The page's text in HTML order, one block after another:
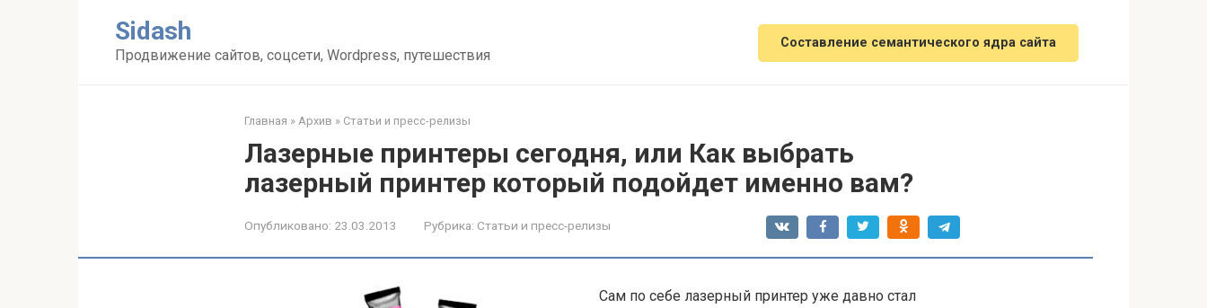
Sidash
Продвижение сайтов, соцсети, Wordpress, путешествия
Составление семантического ядра сайта
Главная » Архив » Статьи и пресс-релизы
Лазерные принтеры сегодня, или Как выбрать
лазерный принтер который подойдет именно вам?
Опубликовано: 23.03.2013 Рубрика: Статьи и пресс-релизы
Сам по себе лазерный принтер уже давно стал